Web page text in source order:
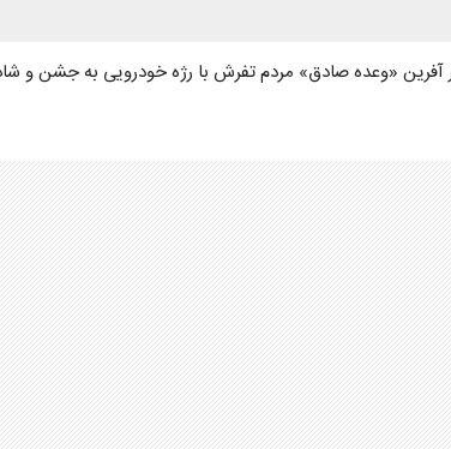
آفرین «وعده صادق» مردم تفرش با رژه خودرویی به جشن و